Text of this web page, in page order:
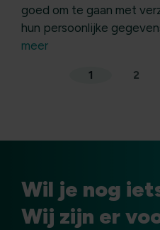
goed om te gaan met
hun persoonlijke
meer
1 2
Wil je nog
Wij zijn er